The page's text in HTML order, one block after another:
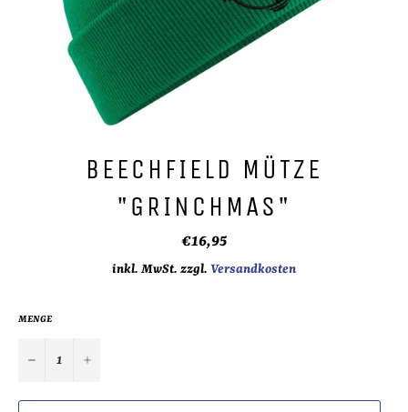
BEECHFIELD MÜTZE
"GRINCHMAS"
Normaler
€16,95
inkl. MwSt. zzgl. Versandkosten
MENGE
− +